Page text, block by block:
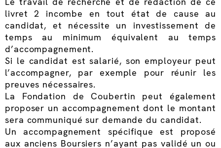
livret 2 incombe en tout état de cause au
candidat, et nécessite un investissement de
temps au minimum équivalent au temps
d’accompagnement.
Si le candidat est salarié, son employeur peut
l’accompagner, par exemple pour réunir les
preuves nécessaires.
La Fondation de Coubertin peut également
proposer un accompagnement dont le montant
sera communiqué sur demande du candidat.
Un accompagnement spécifique est proposé
aux anciens Boursiers n’ayant pas validé un ou